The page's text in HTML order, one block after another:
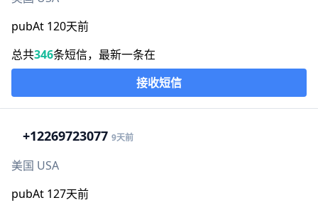
pubAt 120天前
总共346条短信，最新一条在
接收短信
+12269723077 9天前
美国 USA
pubAt 127天前